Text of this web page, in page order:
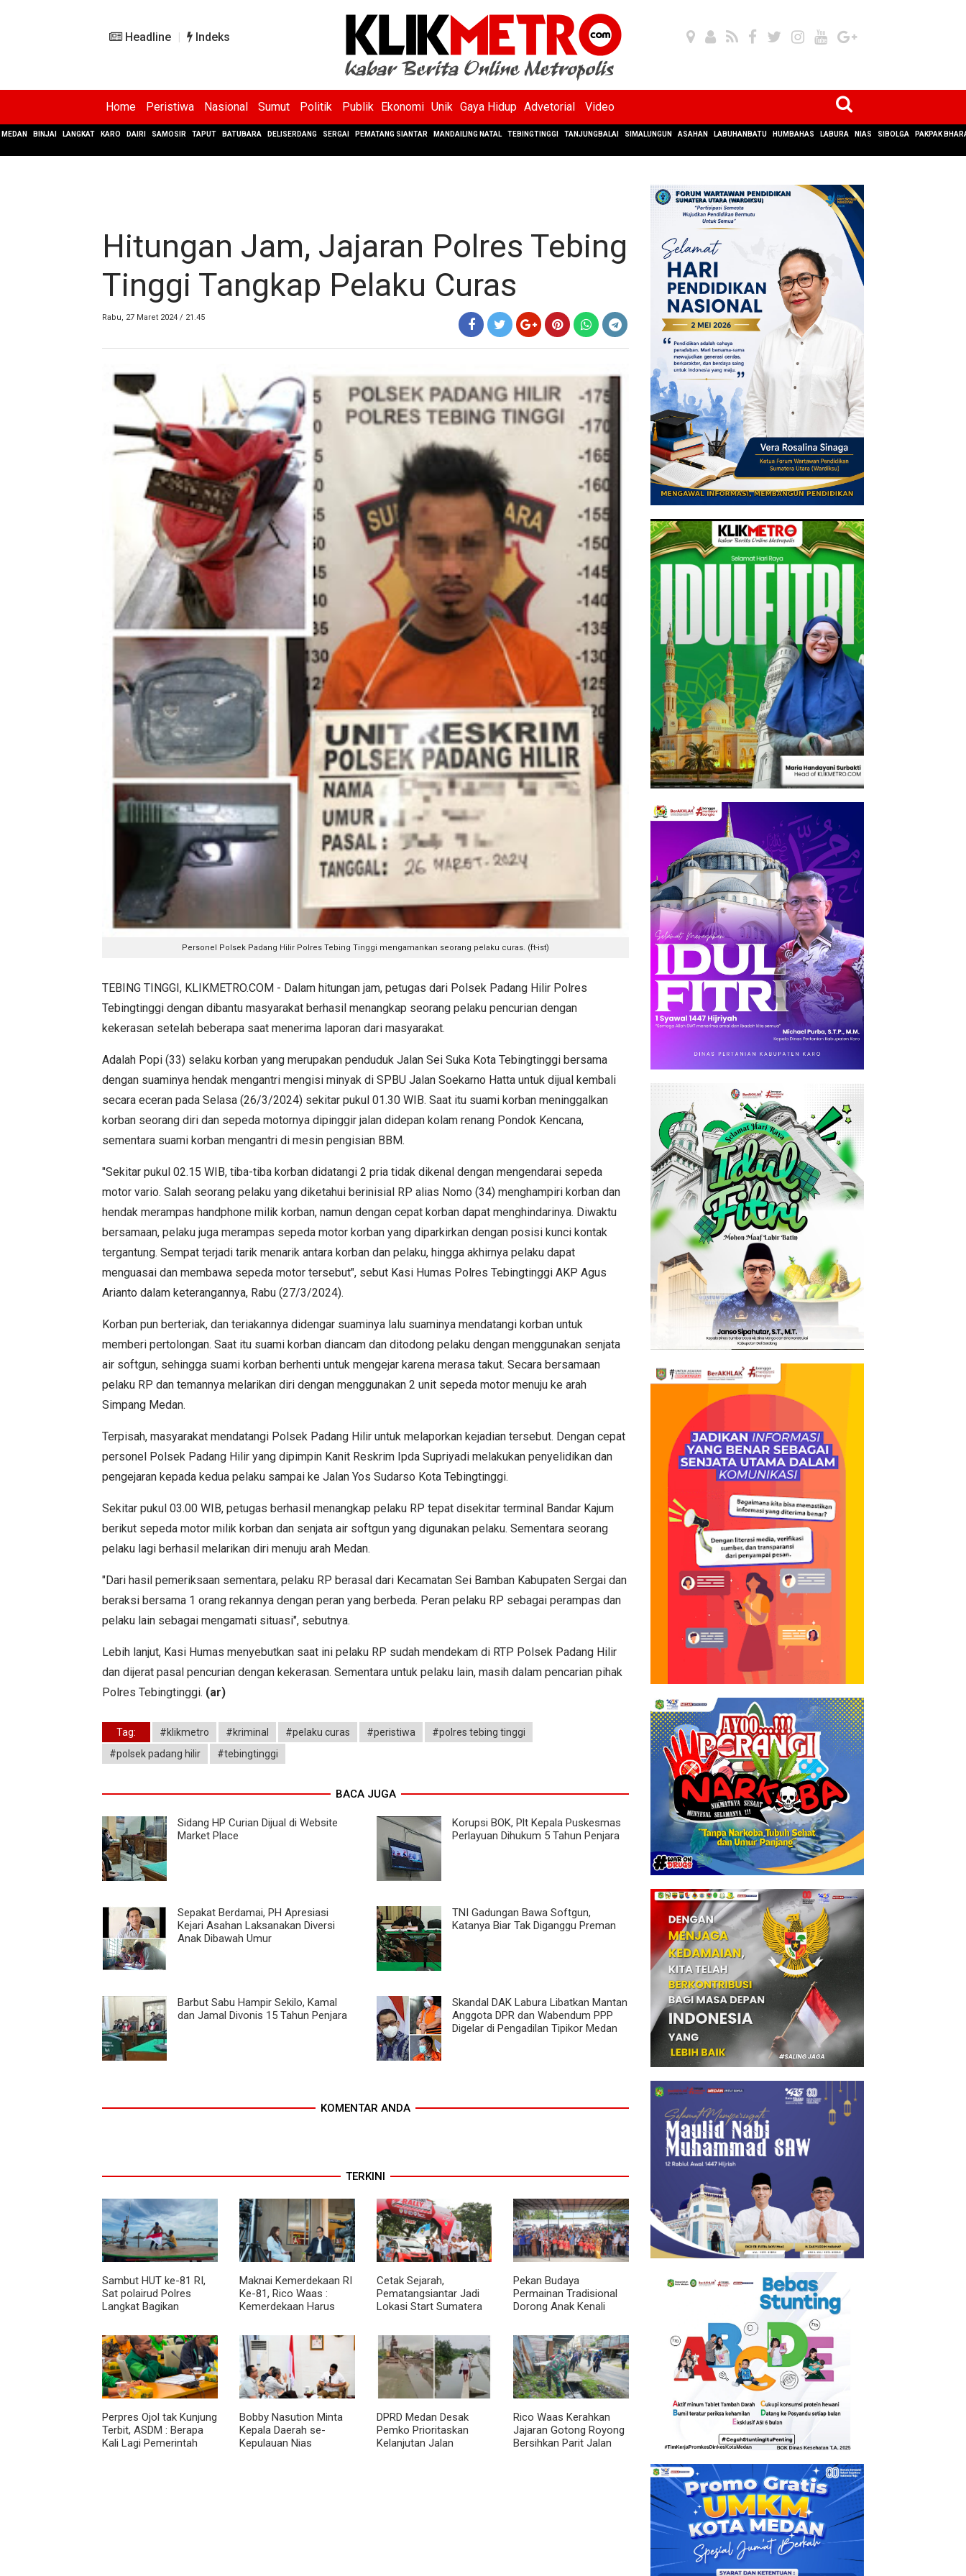
Headline Indeks
Home Peristiwa Nasional Sumut Politik Publik Ekonomi Unik Gaya Hidup Advetorial Video
MEDAN BINJAI LANGKAT KARO DAIRI SAMOSIR TAPUT BATUBARA DELISERDANG SERGAI PEMATANG SIANTAR MANDAILING NATAL TEBINGTINGGI TANJUNGBALAI SIMALUNGUN ASAHAN LABUHANBATU HUMBAHAS LABURA NIAS SIBOLGA PAKPAK
Hitungan Jam, Jajaran Polres Tebing
Tinggi Tangkap Pelaku Curas
Rabu, 27 Maret 2024 / 21.45
Personel Polsek Padang Hilir Polres Tebing Tinggi mengamankan seorang pelaku curas. (ft-ist)
TEBING TINGGI, KLIKMETRO.COM - Dalam hitungan jam, petugas dari Polsek Padang Hilir Polres
Tebingtinggi dengan dibantu masyarakat berhasil menangkap seorang pelaku pencurian dengan
kekerasan setelah beberapa saat menerima laporan dari masyarakat.
Adalah Popi (33) selaku korban yang merupakan penduduk Jalan Sei Suka Kota Tebingtinggi bersama
dengan suaminya hendak mengantri mengisi minyak di SPBU Jalan Soekarno Hatta untuk dijual kembali
secara eceran pada Selasa (26/3/2024) sekitar pukul 01.30 WIB. Saat itu suami korban meninggalkan
korban seorang diri dan sepeda motornya dipinggir jalan didepan kolam renang Pondok Kencana,
sementara suami korban mengantri di mesin pengisian BBM.
"Sekitar pukul 02.15 WIB, tiba-tiba korban didatangi 2 pria tidak dikenal dengan mengendarai sepeda
motor vario. Salah seorang pelaku yang diketahui berinisial RP alias Nomo (34) menghampiri korban dan
hendak merampas handphone milik korban, namun dengan cepat korban dapat menghindarinya. Diwaktu
bersamaan, pelaku juga merampas sepeda motor korban yang diparkirkan dengan posisi kunci kontak
tergantung. Sempat terjadi tarik menarik antara korban dan pelaku, hingga akhirnya pelaku dapat
menguasai dan membawa sepeda motor tersebut", sebut Kasi Humas Polres Tebingtinggi AKP Agus
Arianto dalam keterangannya, Rabu (27/3/2024).
Korban pun berteriak, dan teriakannya didengar suaminya lalu suaminya mendatangi korban untuk
memberi pertolongan. Saat itu suami korban diancam dan ditodong pelaku dengan menggunakan senjata
air softgun, sehingga suami korban berhenti untuk mengejar karena merasa takut. Secara bersamaan
pelaku RP dan temannya melarikan diri dengan menggunakan 2 unit sepeda motor menuju ke arah
Simpang Medan.
Terpisah, masyarakat mendatangi Polsek Padang Hilir untuk melaporkan kejadian tersebut. Dengan cepat
personel Polsek Padang Hilir yang dipimpin Kanit Reskrim Ipda Supriyadi melakukan penyelidikan dan
pengejaran kepada kedua pelaku sampai ke Jalan Yos Sudarso Kota Tebingtinggi.
Sekitar pukul 03.00 WIB, petugas berhasil menangkap pelaku RP tepat disekitar terminal Bandar Kajum
berikut sepeda motor milik korban dan senjata air softgun yang digunakan pelaku. Sementara seorang
pelaku lagi berhasil melarikan diri menuju arah Medan.
"Dari hasil pemeriksaan sementara, pelaku RP berasal dari Kecamatan Sei Bamban Kabupaten Sergai dan
beraksi bersama 1 orang rekannya dengan peran yang berbeda. Peran pelaku RP sebagai perampas dan
pelaku lain sebagai mengamati situasi", sebutnya.
Lebih lanjut, Kasi Humas menyebutkan saat ini pelaku RP sudah mendekam di RTP Polsek Padang Hilir
dan dijerat pasal pencurian dengan kekerasan. Sementara untuk pelaku lain, masih dalam pencarian pihak
Polres Tebingtinggi. (ar)
Tag: #klikmetro #kriminal #pelaku curas #peristiwa
#polres tebing tinggi
#polsek padang hilir
#tebingtinggi
BACA JUGA
Sidang HP Curian Dijual di Website
Market Place
Korupsi BOK, Plt Kepala Puskesmas
Perlayuan Dihukum 5 Tahun Penjara
Sepakat Berdamai, PH Apresiasi
Kejari Asahan Laksanakan Diversi
Anak Dibawah Umur
TNI Gadungan Bawa Softgun,
Katanya Biar Tak Diganggu Preman
Barbut Sabu Hampir Sekilo, Kamal
dan Jamal Divonis 15 Tahun Penjara
Skandal DAK Labura Libatkan Mantan
Anggota DPR dan Wabendum PPP
Digelar di Pengadilan Tipikor Medan
KOMENTAR ANDA
TERKINI
Sambut HUT ke-81 RI,
Sat polairud Polres
Langkat Bagikan
kepada Nelayan
Maknai Kemerdekaan RI
Ke-81, Rico Waas :
Kemerdekaan Harus
Lewat Peningkatan
Pelayanan Primer
Cetak Sejarah,
Pematangsiantar Jadi
Lokasi Start Sumatera
Pekan Budaya
Permainan Tradisional
Dorong Anak Kenali
Ketergantungan Gadget
Perpres Ojol tak Kunjung
Terbit, ASDM : Berapa
Kali Lagi Pemerintah
Bobby Nasution Minta
Kepala Daerah se-
Kepulauan Nias
DPRD Medan Desak
Pemko Prioritaskan
Kelanjutan Jalan
Rico Waas Kerahkan
Jajaran Gotong Royong
Bersihkan Parit Jalan